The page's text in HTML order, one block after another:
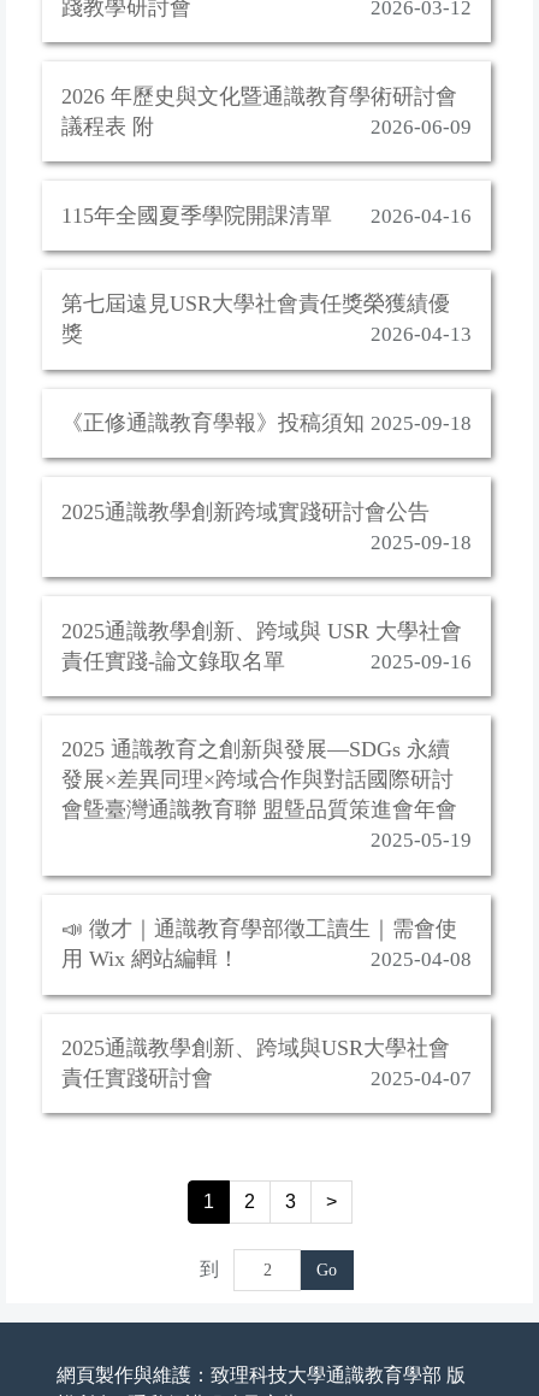
踐教學研討會
2026-03-12
2026 年歷史與文化暨通識教育學術研討會
議程表 附
2026-06-09
115年全國夏季學院開課清單 2026-04-16
第七屆遠見USR大學社會責任獎榮獲績優
獎
2026-04-13
《正修通識教育學報》投稿須知 2025-09-18
2025通識教學創新跨域實踐研討會公告
2025-09-18
2025通識教學創新、跨域與 USR 大學社會
責任實踐-論文錄取名單
2025-09-16
2025 通識教育之創新與發展—SDGs 永續
發展×差異同理×跨域合作與對話國際研討
會曁臺灣通識教育聯 盟曁品質策進會年會
2025-05-19
📣 徵才｜通識教育學部徵工讀生｜需會使
用 Wix 網站編輯！
2025-04-08
2025通識教學創新、跨域與USR大學社會
責任實踐研討會
2025-04-07
1 2 3 >
到 Go
網頁製作與維護：致理科技大學通識教育學部 版